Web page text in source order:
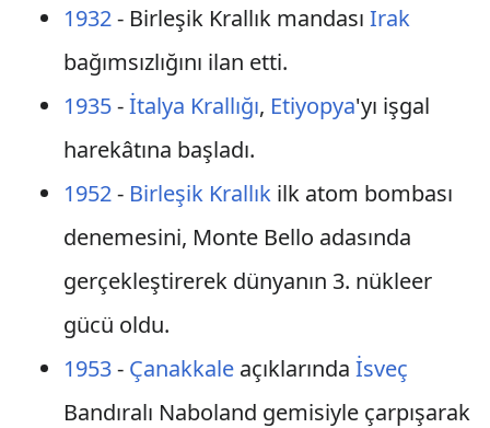
1932- Birleşik Krallık mandası Irak
bağımsızlığını ilan etti.
1935-İtalya Krallığı, Etiyopya'yı işgal
harekâtına başladı.
1952- Birleşik Krallıkilk atom bombası
denemesini, Monte Bello adasında
gerçekleştirerek dünyanın 3. nükleer
gücü oldu.
1953- Çanakkaleaçıklarında İsveç
Bandıralı Naboland gemisiyle çarpışarak